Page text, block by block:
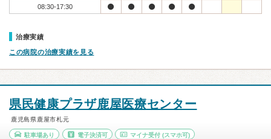
08:30-17:30
治療実績
この病院の治療実績を見る
県民健康プラザ鹿屋医療センター
鹿児島県鹿屋市札元
駐車場あり 電子決済可 マイナ受付 (スマホ可)